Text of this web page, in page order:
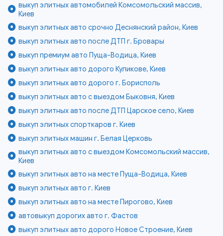
выкуп элитных автомобилей Комсомольский массив,
Киев
выкуп элитных авто срочно Деснянский район, Киев
выкуп элитных авто после ДТП г. Бровары
выкуп премиум авто Пуща-Водица, Киев
выкуп элитных авто дорого Куликове, Киев
выкуп элитных авто дорого г. Борисполь
выкуп элитных авто с выездом Быковня, Киев
выкуп элитных авто после ДТП Царское село, Киев
выкуп элитных спорткаров г. Киев
выкуп элитных машин г. Белая Церковь
выкуп элитных авто с выездом Комсомольский массив,
Киев
выкуп элитных авто на месте Пуща-Водица, Киев
выкуп элитных авто г. Киев
выкуп элитных авто на месте Пирогово, Киев
автовыкуп дорогих авто г. Фастов
выкуп элитных авто дорого Новое Строение, Киев